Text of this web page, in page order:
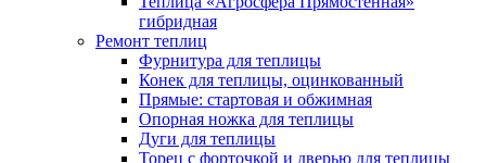
гибридная
Ремонт теплиц
Фурнитура для теплицы
Конек для теплицы, оцинкованный
Прямые: стартовая и обжимная
Опорная ножка для теплицы
Дуги для теплицы
Торец с форточкой и дверью для теплицы